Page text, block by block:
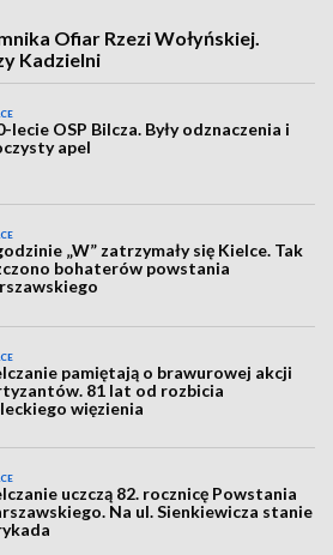
Ofiar Rzezi Wołyńskiej.
Kadzielni
lecie OSP Bilcza. Były odznaczenia i
apel
„W” zatrzymały się Kielce. Tak
bohaterów powstania
pamiętają o brawurowej akcji
81 lat od rozbicia
więzienia
uczczą 82. rocznicę Powstania
Na ul. Sienkiewicza stanie